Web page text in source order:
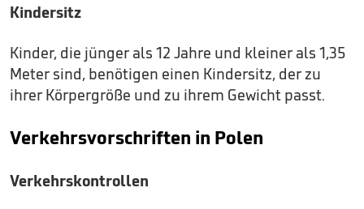
Kindersitz
Kinder, die jünger als 12 Jahre und kleiner als 1,35
Meter sind, benötigen einen Kindersitz, der zu
ihrer Körpergröße und zu ihrem Gewicht passt.
Verkehrsvorschriften in Polen
Verkehrskontrollen